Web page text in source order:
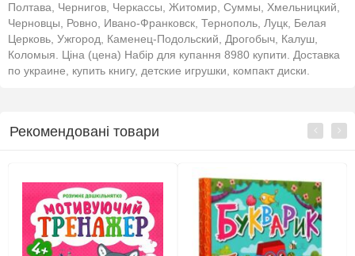
Полтава, Чернигов, Черкассы, Житомир, Суммы, Хмельницкий,
Черновцы, Ровно, Ивано-Франковск, Тернополь, Луцк, Белая
Церковь, Ужгород, Каменец-Подольский, Дрогобыч, Калуш,
Коломыя. Ціна (цена) Набір для купання 8980 купити. Доставка
по украине, купить книгу, детские игрушки, компакт диски.
Рекомендовані товари